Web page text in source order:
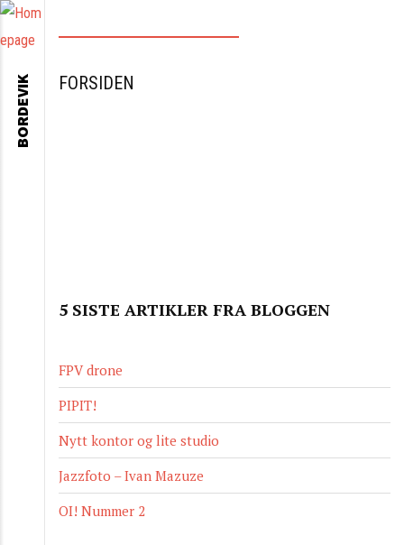
FORSIDEN
5 SISTE ARTIKLER FRA BLOGGEN
FPV drone
PIPIT!
Nytt kontor og lite studio
Jazzfoto – Ivan Mazuze
OI! Nummer 2
BORDEVIK